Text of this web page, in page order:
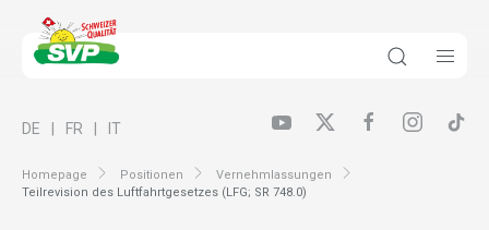
Homepage Positionen
Vernehmlassungen
Teilrevision des Luftfahrtgesetzes (LFG; SR 748.0)
DE FR IT